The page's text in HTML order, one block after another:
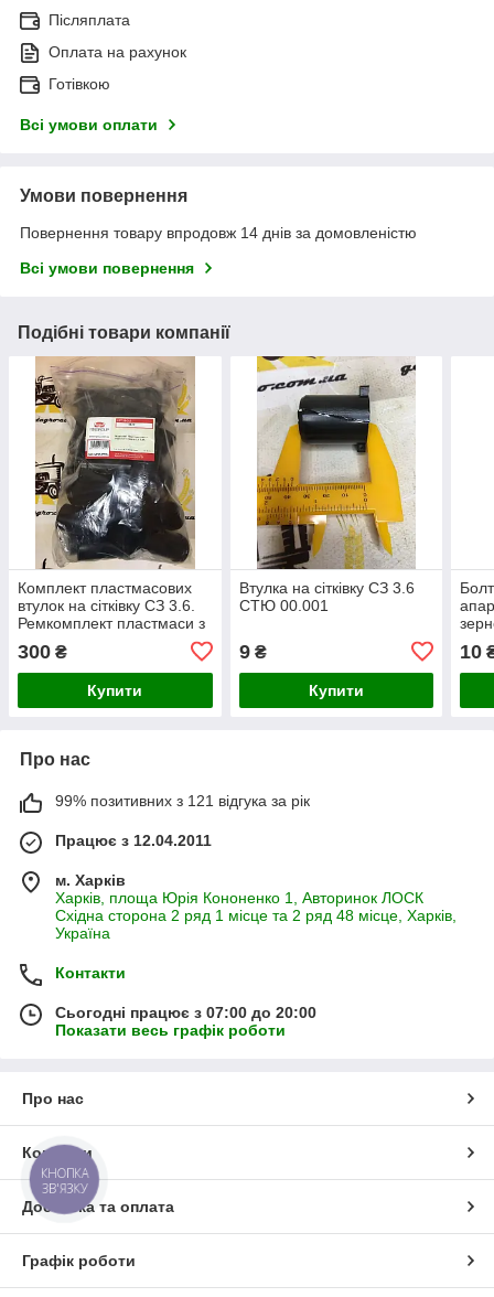
Післяплата
Оплата на рахунок
Готівкою
Всі умови оплати
Умови повернення
Повернення товару впродовж 14 днів за домовленістю
Всі умови повернення
Подібні товари компанії
Комплект пластмасових
втулок на сітківку СЗ 3.6.
Ремкомплект пластмаси з
300 ₴
Купити
Втулка на сітківку СЗ 3.6
СТЮ 00.001
9₴
Купити
10
Про нас
99% позитивних з 121 відгука за рік
Працює з 12.04.2011
м. Харків
Харків, площа Юрія Кононенко 1, Авторинок ЛОСК
Східна сторона 2 ряд 1 місце та 2 ряд 48 місце, Харків,
Україна
Контакти
Сьогодні працює з 07:00 до 20:00
Показати весь графік роботи
Про нас
Контакти
Доставка та оплата
Графік роботи
КНОПКА
ЗВ'ЯЗКУ